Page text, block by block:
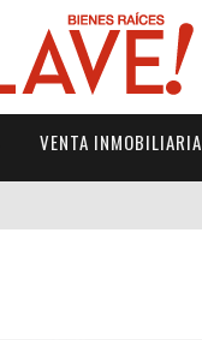
VENTA INMOBILIARIA